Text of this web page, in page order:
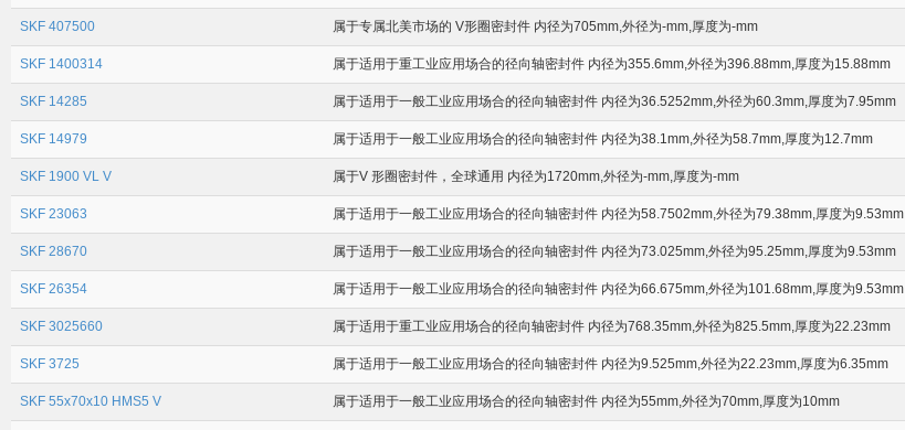
SKF 407500 属于专属北美市场的 V形圈密封件 内径为705mm,外径为-mm,厚度为-mm
SKF 1400314 属于适用于重工业应用场合的径向轴密封件 内径为355.6mm,外径为396.88mm,厚度为15.88mm
SKF 14285 属于适用于一般工业应用场合的径向轴密封件 内径为36.5252mm,外径为60.3mm,厚度为7.95mm
SKF 14979 属于适用于一般工业应用场合的径向轴密封件 内径为38.1mm,外径为58.7mm,厚度为12.7mm
SKF 1900 VL V 属于V 形圈密封件，全球通用 内径为1720mm,外径为-mm,厚度为-mm
SKF 23063 属于适用于一般工业应用场合的径向轴密封件 内径为58.7502mm,外径为79.38mm,厚度为9.53mm
SKF 28670 属于适用于一般工业应用场合的径向轴密封件 内径为73.025mm,外径为95.25mm,厚度为9.53mm
SKF 26354 属于适用于一般工业应用场合的径向轴密封件 内径为66.675mm,外径为101.68mm,厚度为9.53mm
SKF 3025660 属于适用于重工业应用场合的径向轴密封件 内径为768.35mm,外径为825.5mm,厚度为22.23mm
SKF 3725 属于适用于一般工业应用场合的径向轴密封件 内径为9.525mm,外径为22.23mm,厚度为6.35mm
SKF 55x70x10 HMS5 V 属于适用于一般工业应用场合的径向轴密封件 内径为55mm,外径为70mm,厚度为10mm